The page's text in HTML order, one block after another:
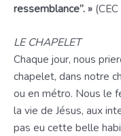
ressemblance”. »
LE CHAPELET
Chaque jour, nous
chapelet, dans notre
ou en métro. Nous le
la vie de Jésus, aux
pas eu cette belle